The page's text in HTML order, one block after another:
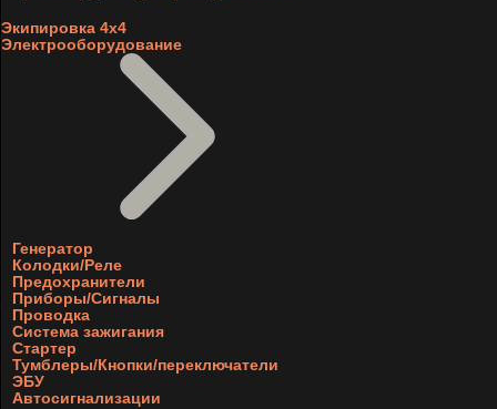
Экипировка 4х4
Электрооборудование
Генератор
Колодки/Реле
Предохранители
Приборы/Сигналы
Проводка
Система зажигания
Стартер
Тумблеры/Кнопки/переключатели
ЭБУ
Автосигнализации